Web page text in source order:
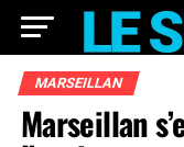
MARSEILLAN
Marseillan